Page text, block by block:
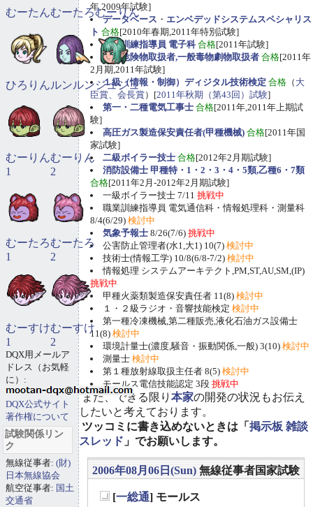
年,2009年試験]
データベース ・ エンベデッドシステムスペシャリス
ト 合格[2010年春期,2011年特別試験]
職業訓練指導員 電子科 合格[2011年試験]
甲種危険物取扱者,一般毒物劇物取扱者 合格[2011年
2月期,2011年試験]
１級（情報・制御）ディジタル技術検定 合格 （ 大
臣賞、会長賞）[2011年秋期（第43回）試験]
第一・二種電気工事士 合格[2011年,2011年上期試
験]
高圧ガス製造保安責任者(甲種機械) 合格[2011年国
家試験]
二級ボイラー技士 合格[2012年2月期試験]
消防設備士 甲種特・1・2・3・4・5類,乙種6・7類
合格[2011年2月-2012年2月期試験]
一級ボイラー技士 7/11 挑戦中
職業訓練指導員 電気通信科・情報処理科・測量科
8/4(6/29) 検討中
気象予報士 8/26(7/6) 挑戦中
公害防止管理者(水1,大1) 10(7) 検討中
技術士(情報工学) 10/8(6/8-7/2) 検討中
情報処理 システムアーキテクト,PM,ST,AU,SM,(IP)
挑戦中
甲種火薬類製造保安責任者 11(8) 検討中
１・２級ラジオ・音響技能検定 検討中
第一種冷凍機械,第二種販売,液化石油ガス設備士
11(8) 検討中
環境計量士(濃度,騒音・振動関係,一般) 3(10) 検討中
測量士 検討中
第１種放射線取扱主任者 8(5) 検討中
モールス電信技能認定 3段 挑戦中
また、できる限り 本家の開発の状況もお伝え
したいと考えております。
ツッコミに書き込めないときは「 掲示板 雑談
スレッド 」でお願いします。
2006年08月06日(Sun) 無線従事者国家試験
[一総通] モールス
むーたんむーたろむーりん
ひろりんルンルンジュジュ
むーりん
1
むーりん
2
むーたろ
1
むーたろ
2
むーすけ
1
むーすけ
2
DQX用メールア
ドレス（お気軽
に）:
DQX公式サイト
著作権について
試験関係リン
ク
無線従事者: (財)
日本無線協会
航空従事者: 国土
交通省